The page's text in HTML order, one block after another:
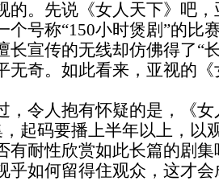
的。先说《女人天下》吧
个号称“150小时煲剧”的比
长宣传的无线却仿佛得了“
无奇。如此看来，亚视的
令人抱有怀疑的是，《女
，起码要播上半年以上，以
有耐性欣赏如此长篇的剧
乎如何留得住观众，这才